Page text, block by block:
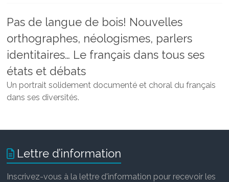
Faculté
des
lettres
Pas de langue de bois! Nouvelles
orthographes, néologismes, parlers
identitaires… Le français dans tous ses
états et débats
Un portrait solidement documenté et choral du français
dans ses diversités.
Lettre d’information
Inscrivez-vous à la lettre d'information pour recevoir les